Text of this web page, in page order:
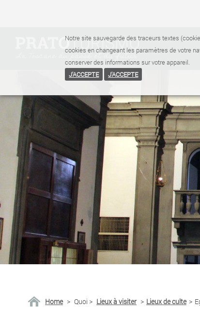
Notre site sauvegarde des traceurs textes
cookies en changeant les paramètres de votre
conserver des informations sur votre appareil.
J'ACCEPTE
J'ACCEPTE
Home > Quoi > Lieux à visiter > Lieux de culte >